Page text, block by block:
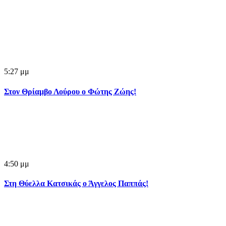
5:27 μμ
Στον Θρίαμβο Λούρου ο Φώτης Ζώης!
4:50 μμ
Στη Θύελλα Κατσικάς ο Άγγελος Παππάς!